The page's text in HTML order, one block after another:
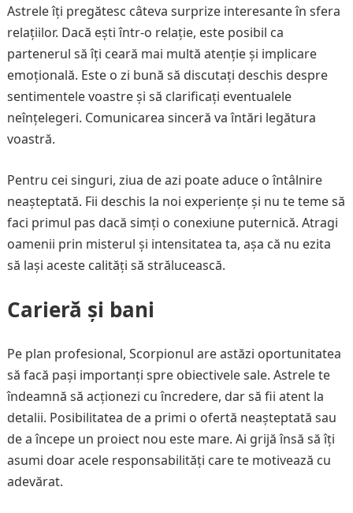
Astrele îți pregătesc câteva surprize interesante în sfera
relațiilor. Dacă ești într-o relație, este posibil ca
partenerul să îți ceară mai multă atenție și implicare
emoțională. Este o zi bună să discutați deschis despre
sentimentele voastre și să clarificați eventualele
neînțelegeri. Comunicarea sinceră va întări legătura
voastră.
Pentru cei singuri, ziua de azi poate aduce o întâlnire
neașteptată. Fii deschis la noi experiențe și nu te teme să
faci primul pas dacă simți o conexiune puternică. Atragi
oamenii prin misterul și intensitatea ta, așa că nu ezita
să lași aceste calități să strălucească.
Carieră și bani
Pe plan profesional, Scorpionul are astăzi oportunitatea
să facă pași importanți spre obiectivele sale. Astrele te
îndeamnă să acționezi cu încredere, dar să fii atent la
detalii. Posibilitatea de a primi o ofertă neașteptată sau
de a începe un proiect nou este mare. Ai grijă însă să îți
asumi doar acele responsabilități care te motivează cu
adevărat.